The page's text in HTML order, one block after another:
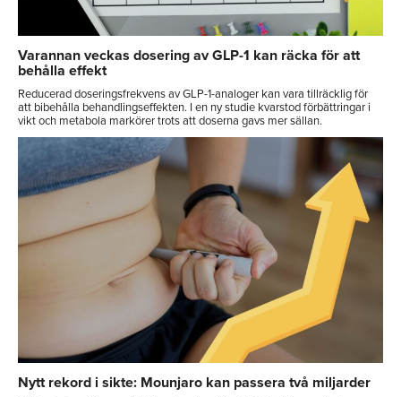
Varannan veckas dosering av GLP-1 kan räcka för att
behålla effekt
Reducerad doseringsfrekvens av GLP-1-analoger kan vara tillräcklig för
att bibehålla behandlingseffekten. I en ny studie kvarstod förbättringar i
vikt och metabola markörer trots att doserna gavs mer sällan.
Nytt rekord i sikte: Mounjaro kan passera två miljarder